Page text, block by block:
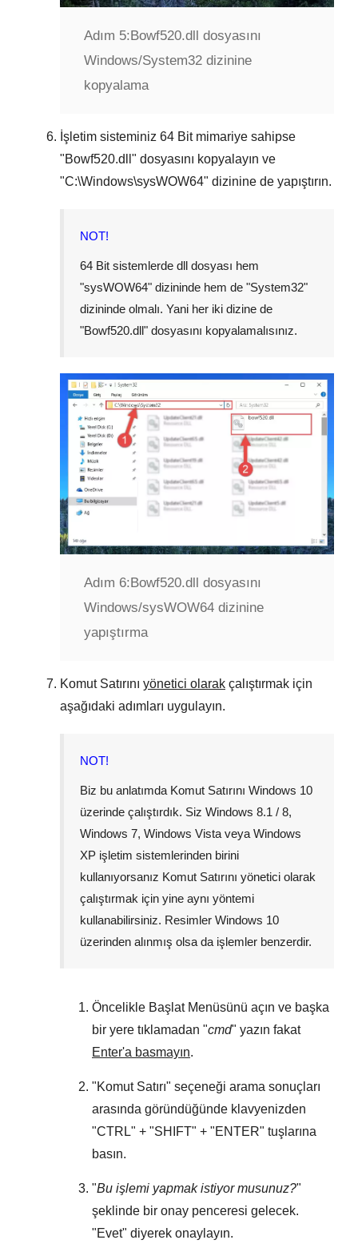
Adım 5:Bowf520.dll dosyasını
Windows/System32 dizinine
kopyalama
İşletim sisteminiz 64 Bitmimariye sahipse
"Bowf520.dll " dosyasını kopyalayın ve
"C:\Windows\sysWOW64" dizinine de yapıştırın.
NOT!
64 Bit sistemlerde dll dosyası hem
"sysWOW64" dizininde hem de "System32"
dizininde olmalı. Yani her iki dizine de
"Bowf520.dll" dosyasını kopyalamalısınız.
Adım 6: Bowf520.dll dosyasını
Windows/sysWOW64 dizinine
yapıştırma
Komut Satırını yönetici olarak çalıştırmak için
aşağıdaki adımları uygulayın.
NOT!
Biz bu anlatımda Komut Satırını Windows 10
üzerinde çalıştırdık. Siz Windows 8.1 / 8,
Windows 7, Windows VistaveyaWindows
XP işletim sistemlerinden birini
kullanıyorsanız Komut Satırını yönetici olarak
çalıştırmak için yine aynı yöntemi
kullanabilirsiniz. Resimler Windows 10
üzerinden alınmış olsa da işlemler benzerdir.
Öncelikle Başlat Menüsünü açın ve başka
bir yere tıklamadan "cmd" yazın fakat
Enter'a basmayın.
"Komut Satırı" seçeneği arama sonuçları
arasında göründüğünde klavyenizden
"CTRL" + "SHIFT" + "ENTER" tuşlarına
basın.
"Bu işlemi yapmak istiyor musunuz?"
şeklinde bir onay penceresi gelecek.
"Evet" diyerek onaylayın.